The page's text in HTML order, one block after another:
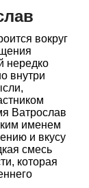
вокруг
нередко
внутри
Ватрослав
именем
и вкусу
смесь
которая